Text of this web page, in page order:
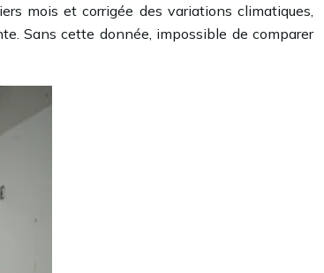
mois et corrigée des variations climatiques,
Sans cette donnée, impossible de comparer